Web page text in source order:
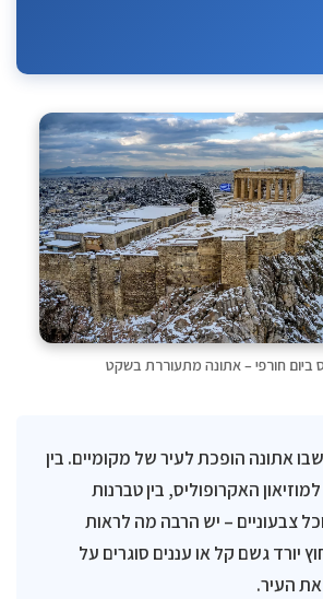
ביום חורפי – אתונה מתעוררת בשקט
אתונה הופכת לעיר של מקומיים. בין
האקרופוליס, בין טברנות
צבעוניים – יש הרבה מה לראות
יורד גשם קל או עננים סוגרים על
העיר.